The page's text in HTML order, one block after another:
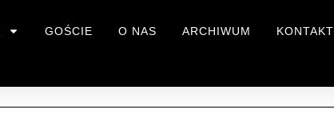
GOŚCIE O NAS ARCHIWUM KONTAKT